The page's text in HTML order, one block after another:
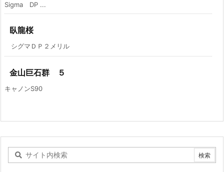
Sigma DP ...
臥龍桜
シグマＤＰ２メリル
金山巨石群 ５
キャノンS90